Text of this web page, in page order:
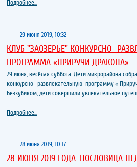
Подробнее...
29 июня 2019, 10:32
КЛУБ "ЗАОЗЕРЬЕ" КОНКУРСНО -
ПРОГРАММА «ПРИРУЧИ ДРАКОНА»
29 июня, весёлая суббота. Дети микрорайона
конкурсно -развлекательную программу «
Беззубиком, дети совершили увлекательное
Подробнее...
28 июня 2019, 10:17
28 ИЮНЯ 2019 ГОДА. ПОСЛОВИЦА